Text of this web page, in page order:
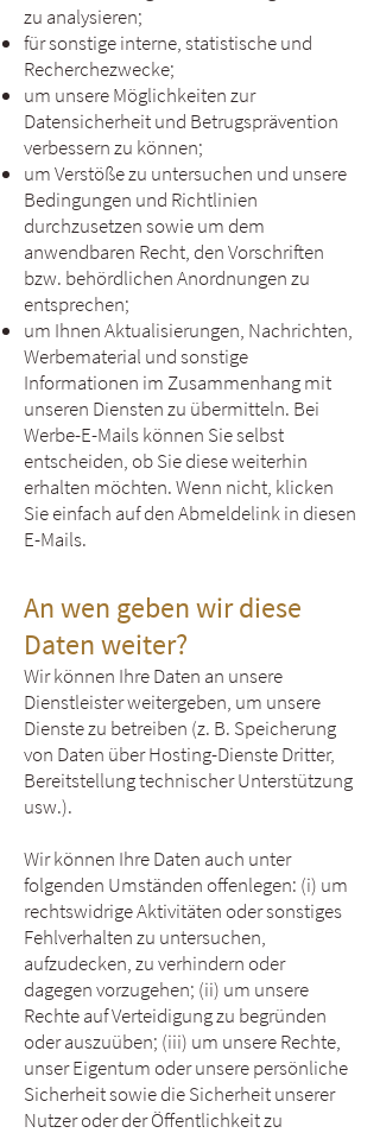
zu analysieren;
für sonstige interne, statistische und
Recherchezwecke;
um unsere Möglichkeiten zur
Datensicherheit und Betrugsprävention
verbessern zu können;
um Verstöße zu untersuchen und unsere
Bedingungen und Richtlinien
durchzusetzen sowie um dem
anwendbaren Recht, den Vorschriften
bzw. behördlichen Anordnungen zu
entsprechen;
um Ihnen Aktualisierungen, Nachrichten,
Werbematerial und sonstige
Informationen im Zusammenhang mit
unseren Diensten zu übermitteln. Bei
Werbe-E-Mails können Sie selbst
entscheiden, ob Sie diese weiterhin
erhalten möchten. Wenn nicht, klicken
Sie einfach auf den Abmeldelink in diesen
E-Mails.
An wen geben wir diese
Daten weiter?
Wir können Ihre Daten an unsere
Dienstleister weitergeben, um unsere
Dienste zu betreiben (z. B. Speicherung
von Daten über Hosting-Dienste Dritter,
Bereitstellung technischer Unterstützung
usw.).
Wir können Ihre Daten auch unter
folgenden Umständen offenlegen: (i) um
rechtswidrige Aktivitäten oder sonstiges
Fehlverhalten zu untersuchen,
aufzudecken, zu verhindern oder
dagegen vorzugehen; (ii) um unsere
Rechte auf Verteidigung zu begründen
oder auszuüben; (iii) um unsere Rechte,
unser Eigentum oder unsere persönliche
Sicherheit sowie die Sicherheit unserer
Nutzer oder der Öffentlichkeit zu